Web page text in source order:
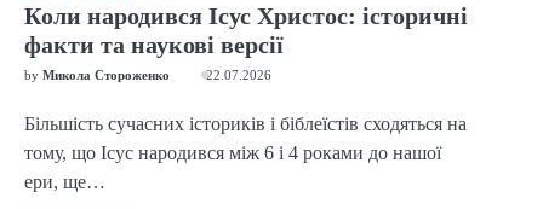
Коли народився Ісус Христос: історичні
факти та наукові версії
by Микола Стороженко 22.07.2026
Більшість сучасних істориків і біблеїстів сходяться на
тому, що Ісус народився між 6 і 4 роками до нашої
ери, ще…